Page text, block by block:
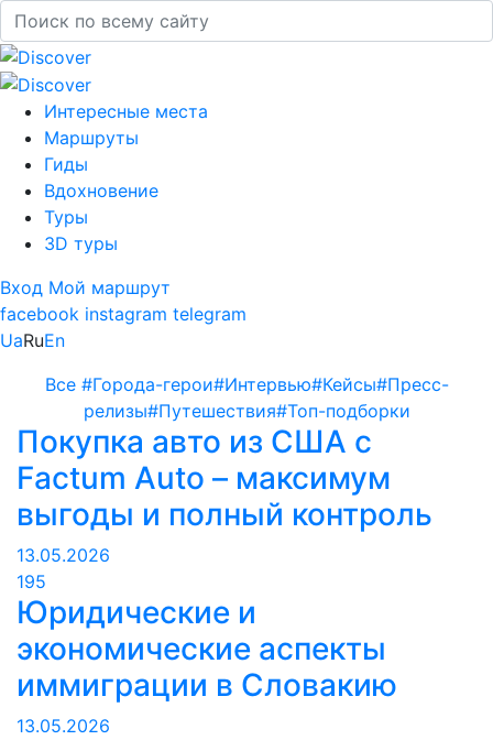
Интересные места
Маршруты
Гиды
Вдохновение
Туры
3D туры
Вход Мой маршрут
facebook instagram telegram
UaRuEn
Все #Города-герои#Интервью#Кейсы#Пресс-
релизы#Путешествия#Топ-подборки
Покупка авто из США с
Factum Auto – максимум
выгоды и полный контроль
13.05.2026
195
Юридические и
экономические аспекты
иммиграции в Словакию
13.05.2026